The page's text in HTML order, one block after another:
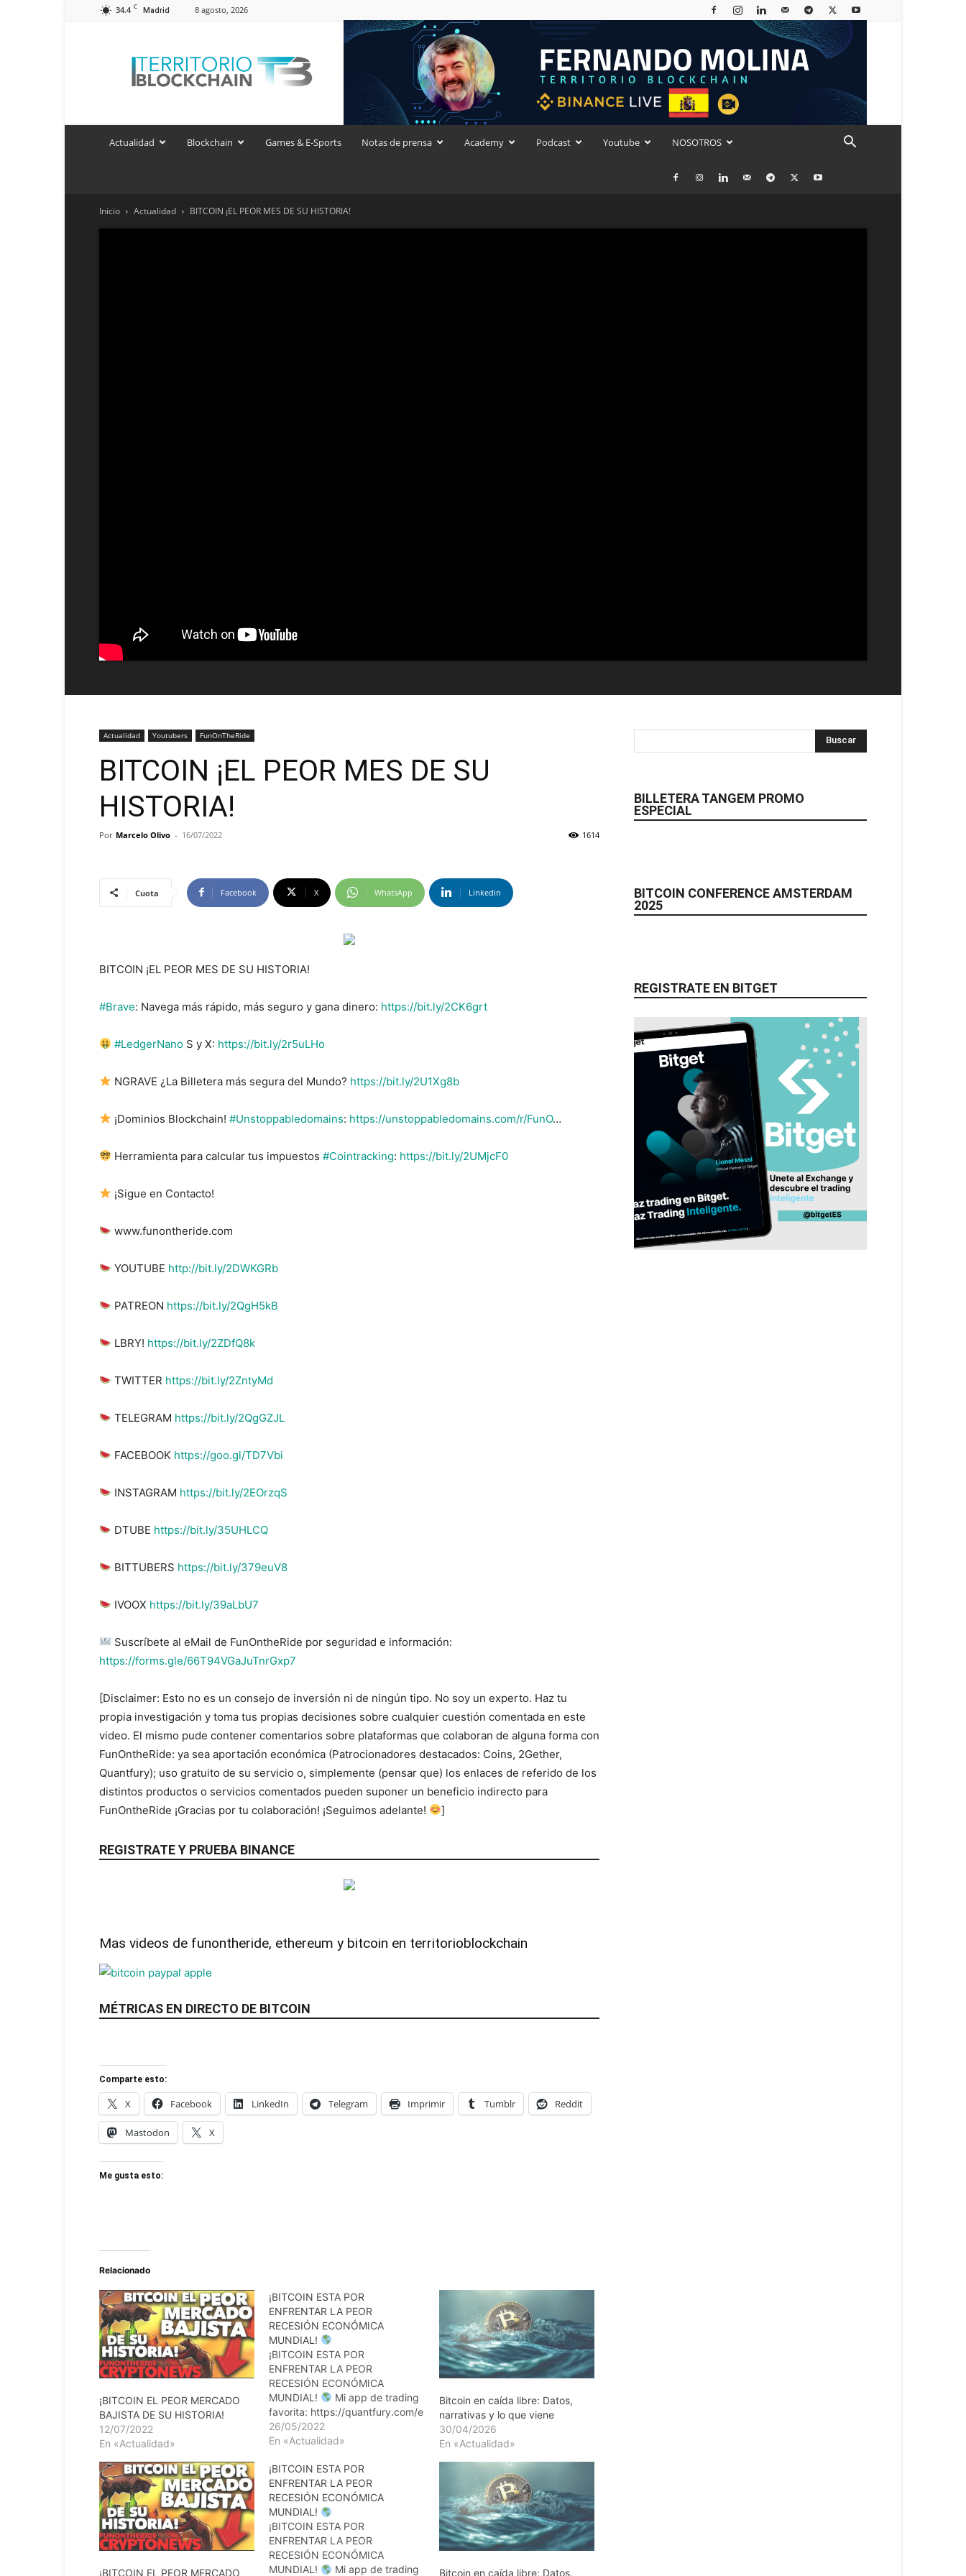
34.4 C Madrid 8 agosto, 2026
Blockchain
Actualidad Blockchain Games & E-Sports Notas de prensa Academy Podcast Youtube NOSOTROS
Inicio Actualidad BITCOIN ¡EL PEOR MES DE SU HISTORIA!
Actualidad Youtubers FunOnTheRide
BITCOIN ¡EL PEOR MES DE SU
HISTORIA!
Por Marcelo Olivo - 16/07/2022 1614
Cuota Facebook X WhatsApp Linkedin
BITCOIN ¡EL PEOR MES DE SU HISTORIA!
#Brave: Navega más rápido, más seguro y gana dinero: https://bit.ly/2CK6grt
#LedgerNano S y X: https://bit.ly/2r5uLHo
NGRAVE ¿La Billetera más segura del Mundo? https://bit.ly/2U1Xg8b
¡Dominios Blockchain!#Unstoppabledomains: https://unstoppabledomains.com/r/FunO…
Herramienta para calcular tus impuestos#Cointracking: https://bit.ly/2UMjcF0
¡Sigue en Contacto!
www.funontheride.com
YOUTUBE http://bit.ly/2DWKGRb
PATREON https://bit.ly/2QgH5kB
LBRY! https://bit.ly/2ZDfQ8k
TWITTER https://bit.ly/2ZntyMd
TELEGRAM https://bit.ly/2QgGZJL
FACEBOOK https://goo.gl/TD7Vbi
INSTAGRAM https://bit.ly/2EOrzqS
DTUBE https://bit.ly/35UHLCQ
BITTUBERS https://bit.ly/379euV8
IVOOX https://bit.ly/39aLbU7
Suscríbete al eMail de FunOntheRide por seguridad e información:
https://forms.gle/66T94VGaJuTnrGxp7
[Disclaimer: Esto no es un consejo de inversión ni de ningún tipo. No soy un experto. Haz tu
propia investigación y toma tus propias decisiones sobre cualquier cuestión comentada en este
video. El mismo pude contener comentarios sobre plataformas que colaboran de alguna forma con
FunOntheRide: ya sea aportación económica (Patrocionadores destacados: Coins, 2Gether,
Quantfury); uso gratuito de su servicio o, simplemente (pensar que) los enlaces de referido de los
distintos productos o servicios comentados pueden suponer un beneficio indirecto para
FunOntheRide ¡Gracias por tu colaboración! ¡Seguimos adelante!
]
REGISTRATE Y PRUEBA BINANCE
Mas videos de funontheride, ethereum y bitcoin en territorioblockchain
MÉTRICAS EN DIRECTO DE BITCOIN
Comparte esto:
X Facebook LinkedIn Telegram Imprimir Tumblr Reddit
Mastodon X
Me gusta esto:
Relacionado
¡BITCOIN EL PEOR MERCADO
BAJISTA DE SU HISTORIA!
12/07/2022
En «Actualidad»
¡BITCOIN ESTA POR
ENFRENTAR LA PEOR
RECESIÓN ECONÓMICA
MUNDIAL!
¡BITCOIN ESTA POR
ENFRENTAR LA PEOR
RECESIÓN ECONÓMICA
MUNDIAL!
Mi app de trading
favorita: https://quantfury.com/e
s/
LBRY: https://open.lbry.com/@d
r=E1i4DVd4gKz2mpp2Avgvyv7y
Buf8Uiaa
Brave: https://brave.com/dav03
4 Correo taller Oro y Bitcoin:
battagliacryptogoldfund@gmail.
com Trading con
Battaglia: https://david-
battaglia.com/trading/ Battaglia
26/05/2022
En «Actualidad»
Bitcoin en caída libre: Datos,
narrativas y lo que viene
30/04/2026
En «Actualidad»
¡BITCOIN EL PEOR MERCADO
¡BITCOIN ESTA POR
ENFRENTAR LA PEOR
RECESIÓN ECONÓMICA
MUNDIAL!
¡BITCOIN ESTA POR
ENFRENTAR LA PEOR
RECESIÓN ECONÓMICA
MUNDIAL!
Mi app de trading Bitcoin en caída libre: Datos,
BILLETERA TANGEM PROMO
ESPECIAL
BITCOIN CONFERENCE AMSTERDAM
2025
REGISTRATE EN BITGET